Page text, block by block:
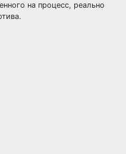
на процесс, реально